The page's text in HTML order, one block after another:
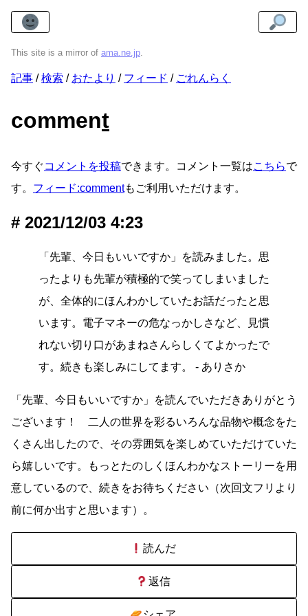
This site is a mirror of ama.ne.jp.
記事 検索 おたより フィード ごれんらく
comment
今すぐコメントを投稿できます。コメント一覧はこちらで
す。 フィード:commentもご利用いただけます。
2021/12/03 4:23
「先輩、今日もいいですか」を読みました。思
ったよりも先輩が積極的で笑ってしまいました
が、全体的にほんわかしていたお話だったと思
います。電子マネーの危なっかしさなど、見慣
れない切り口があまねさんらしくてよかったで
す。続きも楽しみにしてます。 - ありさか
「先輩、今日もいいですか」を読んでいただきありがとう
ございます！ 二人の世界を彩るいろんな品物や概念をた
くさん出したので、その雰囲気を楽しめていただけていた
ら嬉しいです。もっとたのしくほんわかなストーリーを用
意しているので、続きをお待ちください（次回文フリより
前に何か出すと思います）。
読んだ
返信